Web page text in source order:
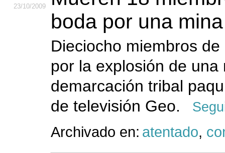
23/10/2009
boda por una
Dieciocho miembros
por la explosión de
demarcación tribal
de televisión Geo.
Archivado en: atentado,